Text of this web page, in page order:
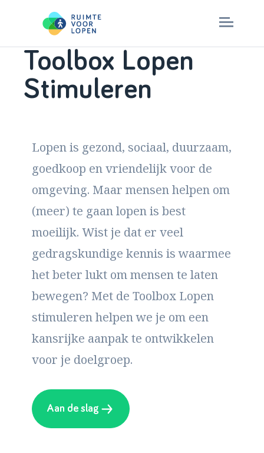
content
Aan de slag
Stappenplan
> ruimtevoorlopen.nl
Toolbox Lopen
Stimuleren
Lopen is gezond, sociaal, duurzaam,
goedkoop en vriendelijk voor de
omgeving. Maar mensen helpen om
(meer) te gaan lopen is best
moeilijk. Wist je dat er veel
gedragskundige kennis is waarmee
het beter lukt om mensen te laten
bewegen? Met de Toolbox Lopen
stimuleren helpen we je om een
kansrijke aanpak te ontwikkelen
voor je doelgroep.
Aan de slag